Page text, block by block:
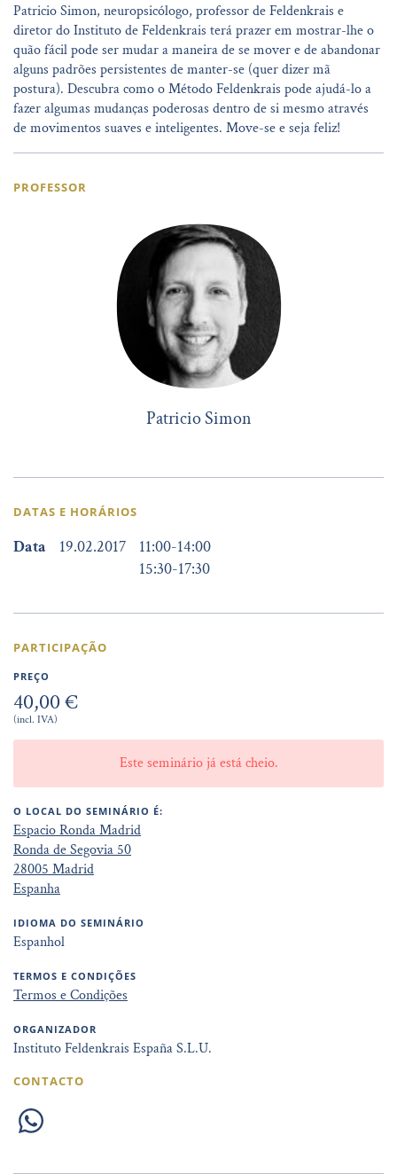
Patricio Simon, neuropsicólogo, professor de Feldenkrais e
diretor do Instituto de Feldenkrais terá prazer em mostrar-lhe o
quão fácil pode ser mudar a maneira de se mover e de abandonar
alguns padrões persistentes de manter-se (quer dizer mã
postura). Descubra como o Método Feldenkrais pode ajudá-lo a
fazer algumas mudanças poderosas dentro de si mesmo através
de movimentos suaves e inteligentes. Move-se e seja feliz!
PROFESSOR
Patricio Simon
DATAS E HORÁRIOS
Data 19.02.2017 11:00-14:00
15:30-17:30
PARTICIPAÇÃO
PREÇO
40,00 €
(incl. IVA)
Este seminário já está cheio.
O LOCAL DO SEMINÁRIO É:
Espacio Ronda Madrid
Ronda de Segovia 50
28005 Madrid
Espanha
IDIOMA DO SEMINÁRIO
Espanhol
TERMOS E CONDIÇÕES
Termos e Condições
ORGANIZADOR
Instituto Feldenkrais España S.L.U.
CONTACTO